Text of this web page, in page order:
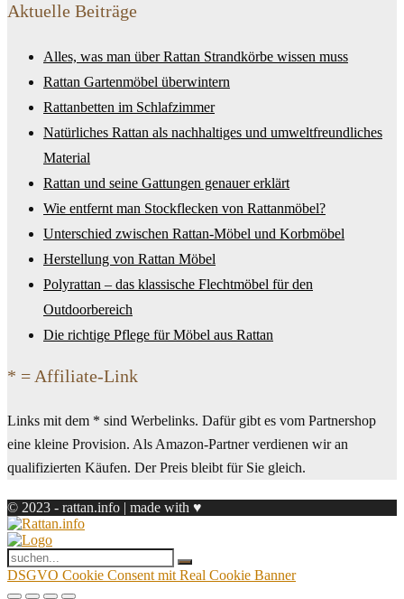
Aktuelle Beiträge
Alles, was man über Rattan Strandkörbe wissen muss
Rattan Gartenmöbel überwintern
Rattanbetten im Schlafzimmer
Natürliches Rattan als nachhaltiges und umweltfreundliches
Material
Rattan und seine Gattungen genauer erklärt
Wie entfernt man Stockflecken von Rattanmöbel?
Unterschied zwischen Rattan-Möbel und Korbmöbel
Herstellung von Rattan Möbel
Polyrattan – das klassische Flechtmöbel für den
Outdoorbereich
Die richtige Pflege für Möbel aus Rattan
* = Affiliate-Link
Links mit dem * sind Werbelinks. Dafür gibt es vom Partnershop
eine kleine Provision. Als Amazon-Partner verdienen wir an
qualifizierten Käufen. Der Preis bleibt für Sie gleich.
© 2023 - rattan.info | made with ♥
DSGVO Cookie Consent mit Real Cookie Banner